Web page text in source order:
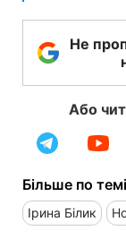
Не
Або
Більше по
Ірина Білик